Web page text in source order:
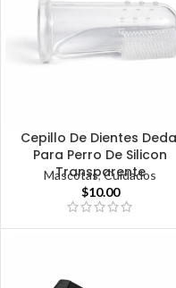
Cepillo De Dientes
Para Perro De Silicon
Transparente
Mascotas,Cuidados
$10.00